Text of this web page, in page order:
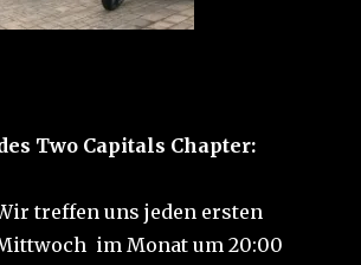
Two Capitals Chapter:
treffen uns jeden ersten
im Monat um 20:00